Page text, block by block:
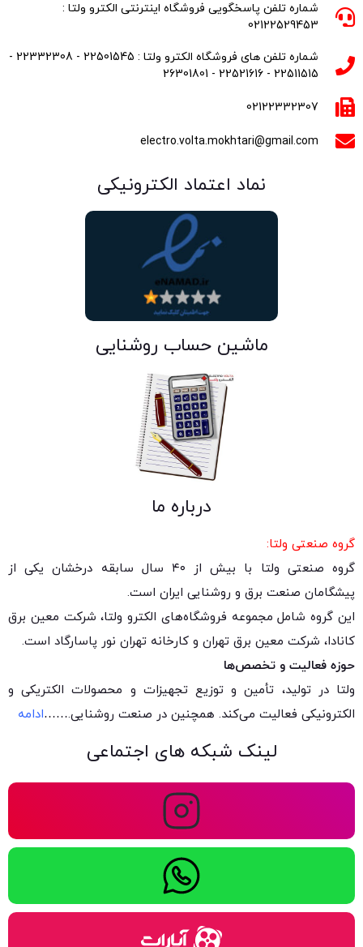
شماره تلفن پاسخگویی فروشگاه اینترنتی الکترو ولتا :
02122529453
شماره تلفن های فروشگاه الکترو ولتا : 22501545 - 22332308 -
22511515 - 22521616 - 26301801
02122332307
electro.volta.mokhtari@gmail.com
نماد اعتماد الکترونیکی
ماشین حساب روشنایی
درباره ما
گروه صنعتی ولتا:
گروه صنعتی ولتا با بیش از ۴۰ سال سابقه درخشان یکی از
پیشگامان صنعت برق و روشنایی ایران است.
این گروه شامل مجموعه فروشگاه‌های الکترو ولتا، شرکت معین برق
کانادا، شرکت معین برق تهران و کارخانه تهران نور پاسارگاد است.
حوزه فعالیت و تخصص‌ها
ولتا در تولید، تأمین و توزیع تجهیزات و محصولات الکتریکی و
الکترونیکی فعالیت می‌کند. همچنین در صنعت روشنایی.……ادامه
لینک شبکه های اجتماعی